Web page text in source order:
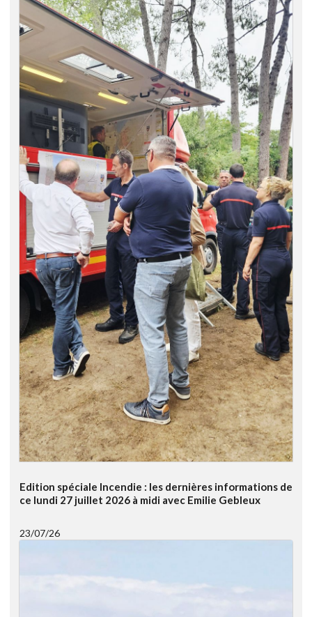
Edition spéciale Incendie : les dernières informations de
ce lundi 27 juillet 2026 à midi avec Emilie Gebleux
23/07/26